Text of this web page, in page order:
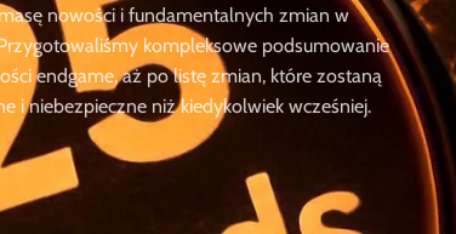
nowości i fundamentalnych zmian w
kompleksowe podsumowanie
endgame, aż po listę zmian, które zostaną
i niebezpieczne niż kiedykolwiek wcześniej.